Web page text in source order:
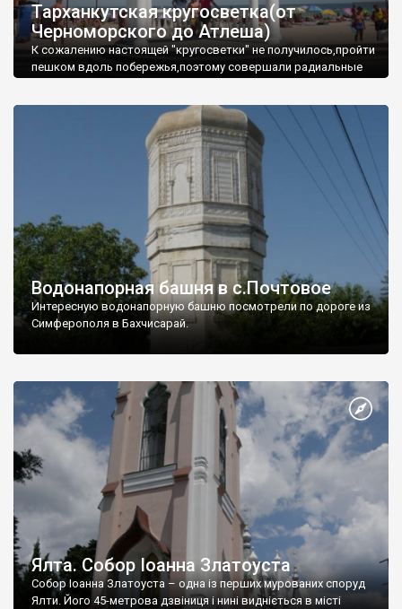
Тарханкутская кругосветка(от
Черноморского до Атлеша)
К сожалению настоящей "кругосветки" не получилось,пройти
пешком вдоль побережья,поэтому совершали радиальные
Водонапорная башня в с.Почтовое
Интересную водонапорную башню посмотрели по дороге из
Симферополя в Бахчисарай.
Ялта. Собор Іоанна Златоуста
Собор Іоанна Златоуста – одна із перших мурованих споруд
Ялти. Його 45-метрова дзвіниця і нині видніється в місті